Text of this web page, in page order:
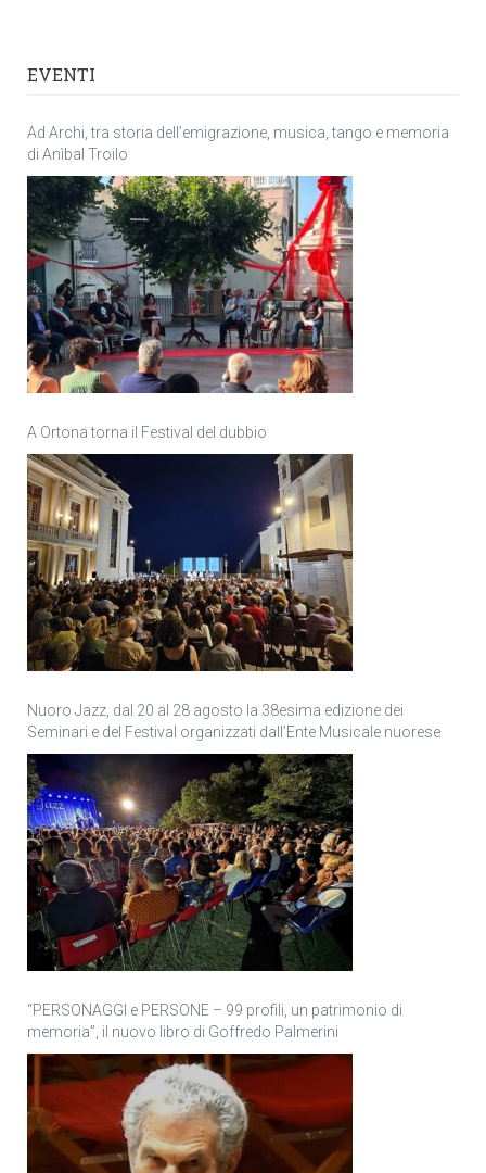
EVENTI
Ad Archi, tra storia dell’emigrazione, musica, tango e memoria
di Anìbal Troilo
A Ortona torna il Festival del dubbio
Nuoro Jazz, dal 20 al 28 agosto la 38esima edizione dei
Seminari e del Festival organizzati dall’Ente Musicale nuorese
“PERSONAGGI e PERSONE – 99 profili, un patrimonio di
memoria”, il nuovo libro di Goffredo Palmerini